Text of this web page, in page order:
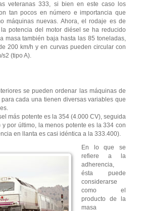
veteranas 333, si bien en este caso los
tan pocos en número e importancia que
máquinas nuevas. Ahora, el rodaje es de
potencia del motor diésel se ha reducido
masa también baja hasta las 85 toneladas,
200 km/h y en curvas pueden circular con
s2 (tipo A).
se pueden ordenar las máquinas de
cada una tienen diversas variables que
más potente es la 354 (4.000 CV), seguida
por último, la menos potente es la 334 con
en llanta es casi idéntica a la 333.400).
En lo que se
refiere a la
adherencia,
ésta puede
considerarse
como el
producto de la
masa